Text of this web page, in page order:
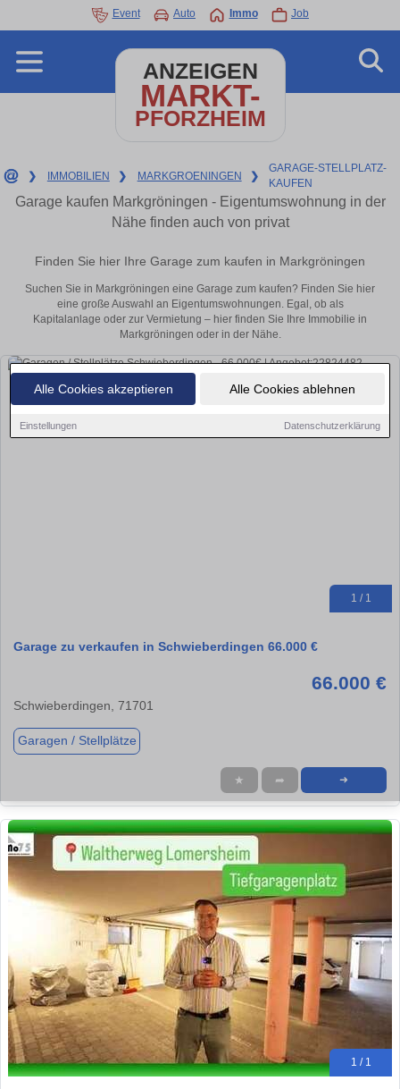
Alle Cookies akzeptieren Alle Cookies ablehnen
Einstellungen Datenschutzerklärung
Event Auto Immo Job
ANZEIGEN
MARKT-
PFORZHEIM
❯ IMMOBILIEN ❯ MARKGROENINGEN ❯
GARAGE-STELLPLATZ-
KAUFEN
Garage kaufen Markgröningen - Eigentumswohnung in der
Nähe finden auch von privat
Finden Sie hier Ihre Garage zum kaufen in Markgröningen
Suchen Sie in Markgröningen eine Garage zum kaufen? Finden Sie hier
eine große Auswahl an Eigentumswohnungen. Egal, ob als
Kapitalanlage oder zur Vermietung – hier finden Sie Ihre Immobilie in
Markgröningen oder in der Nähe.
1 / 1
Garage zu verkaufen in Schwieberdingen 66.000 €
66.000 €
Schwieberdingen, 71701
Garagen / Stellplätze
★ ➦ ➜
1 / 1